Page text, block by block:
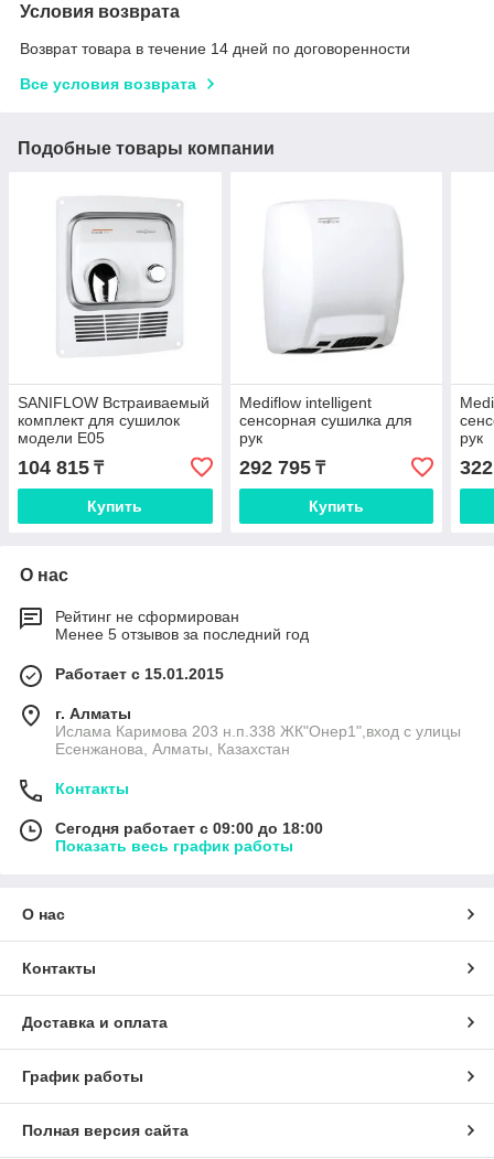
Условия возврата
Возврат товара в течение 14 дней по договоренности
Все условия возврата
Подобные товары компании
SANIFLOW Встраиваемый
комплект для сушилок
модели E05
104 815 ₸
Купить
Mediflow intelligent
сенсорная сушилка для
рук
292 795₸
Купить
рук
О нас
Рейтинг не сформирован
Менее 5 отзывов за последний год
Работает с 15.01.2015
г. Алматы
Ислама Каримова 203 н.п.338 ЖК"Онер1",вход с улицы
Есенжанова, Алматы, Казахстан
Контакты
Сегодня работает с 09:00 до 18:00
Показать весь график работы
О нас
Контакты
Доставка и оплата
График работы
Полная версия сайта